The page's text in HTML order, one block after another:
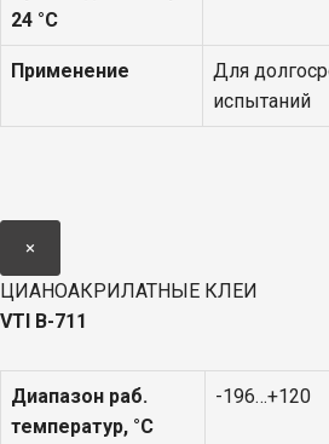
24 °С
Применение
Для
испытаний
×
ЦИАНОАКРИЛАТНЫЕ КЛЕИ
VTI В-711
Диапазон раб.
температур, °С
-196…+120